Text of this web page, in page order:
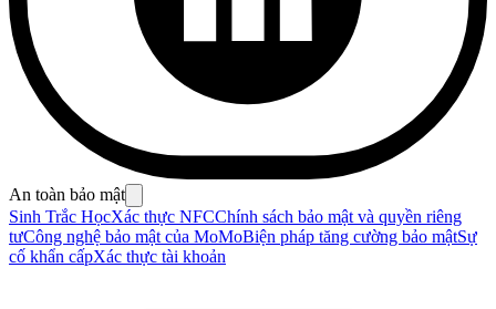
An toàn bảo mật
Sinh Trắc HọcXác thực NFCChính sách bảo mật và quyền riêng
tưCông nghệ bảo mật của MoMoBiện pháp tăng cường bảo mậtSự
cố khẩn cấpXác thực tài khoản